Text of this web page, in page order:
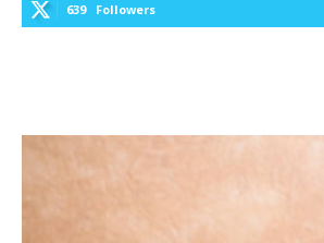
639 Followers